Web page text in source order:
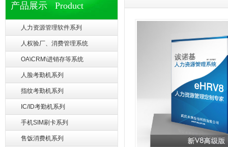
产品展示 Product
人力资源管理软件系列
人权验厂、消费管理系统
OA\CRM\进销存等系统
人脸考勤机系列
指纹考勤机系列
IC/ID考勤机系列
手机SIM刷卡系列
售饭消费机系列